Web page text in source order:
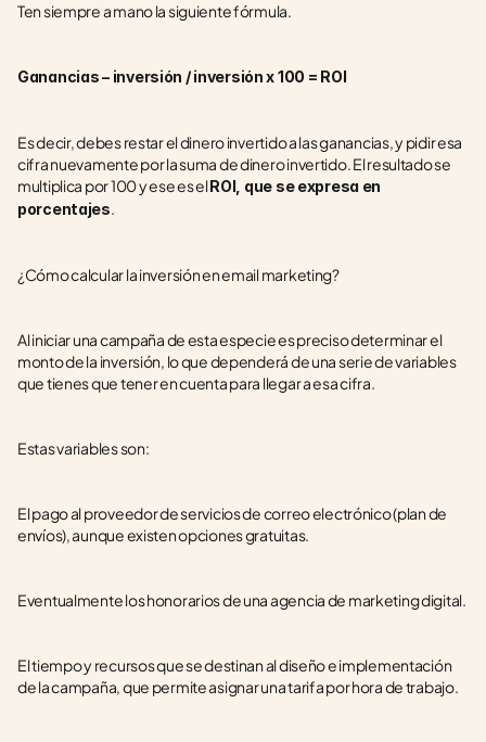
Ten siempre a mano la siguiente fórmula.
Ganancias – inversión / inversión x 100 = ROI
Es decir, debes restar el dinero invertido a las ganancias, y pidir esa
cifra nuevamente por la suma de dinero invertido. El resultado se
multiplica por 100 y ese es el ROI, que se expresa en
porcentajes.
¿Cómo calcular la inversión en email marketing?
Al iniciar una campaña de esta especie es preciso determinar el
monto de la inversión, lo que dependerá de una serie de variables
que tienes que tener en cuenta para llegar a esa cifra.
Estas variables son:
El pago al proveedor de servicios de correo electrónico (plan de
envíos), aunque existen opciones gratuitas.
Eventualmente los honorarios de una agencia de marketing digital.
El tiempo y recursos que se destinan al diseño e implementación
de la campaña, que permite asignar una tarifa por hora de trabajo.